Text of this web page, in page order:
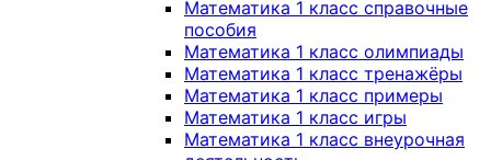
Математика 1 класс справочные
пособия
Математика 1 класс олимпиады
Математика 1 класс тренажёры
Математика 1 класс примеры
Математика 1 класс игры
Математика 1 класс внеурочная